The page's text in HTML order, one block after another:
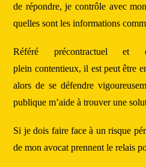
de répondre, je contrôle avec
quelles sont les informations
Référé précontractuel et
plein contentieux, il est peut être
alors de se défendre
publique m’aide à trouver une
Si je dois faire face à un risque
de mon avocat prennent le relais